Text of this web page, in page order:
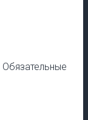
Обязательные